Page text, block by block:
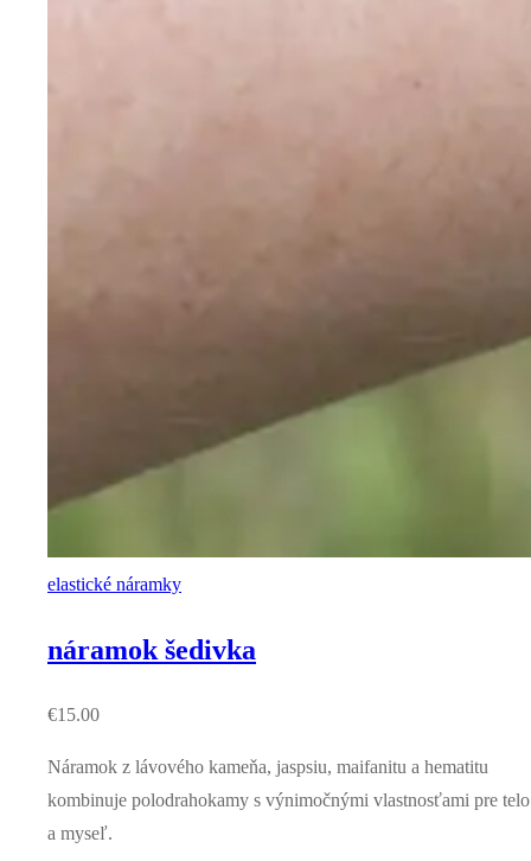
elastické náramky
náramok šedivka
€15.00
Náramok z lávového kameňa, jaspsiu, maifanitu a hematitu
kombinuje polodrahokamy s výnimočnými vlastnosťami pre telo
a myseľ.